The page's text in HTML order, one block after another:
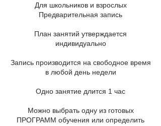
Для школьников и взрослых
Предварительная запись
План занятий утверждается
индивидуально
Запись производится на свободное время
в любой день недели
Одно занятие длится 1 час
Можно выбрать одну из готовых
ПРОГРАММ обучения или определить